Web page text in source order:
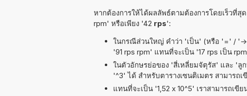
หากต้องการให้ได้ผลลัพธ์ตามต้องการโดยเร็วที่
rpm' หรือเพียง '42 rps':
ในกรณีส่วนใหญ่ คำว่า 'เป็น' (หรือ '=' / '-
'91 rps rpm' แทนที่จะเป็น '17 rps เป็น
ในตัวอักษรย่อของ 'สี่เหลี่ยมจัตุรัส' และ 'ลู
'^3' ได้ สำหรับตารางเซนติเมตร สามารถ
แทนที่จะเป็น '1,52 x 10^5' เราสามารถเขี